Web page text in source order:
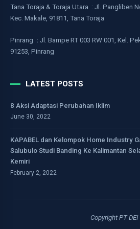
Tana Toraja & Toraja Utara : Jl. Pangliben
Kec. Makale, 91811, Tana Toraja
Pinrang : Jl. Bampe RT 003 RW 001, Kel.
91253, Pinrang
LATEST POSTS
8 Aksi Adaptasi Perubahan Iklim
June 30, 2022
KAPABEL dan Kelompok Home Industry
Salubulo Studi Banding Ke Kalimantan
Kemiri
February 2, 2022
Copyright PT DEI